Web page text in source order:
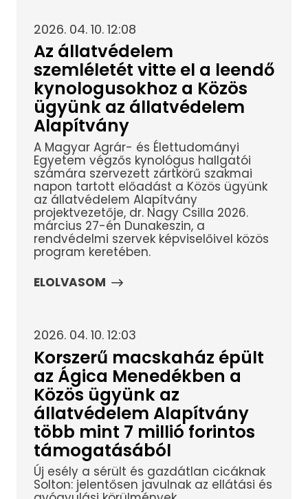
2026. 04. 10. 12:08
Az állatvédelem
szemléletét vitte el a leendő
kynologusokhoz a Közös
ügyünk az állatvédelem
Alapítvány
A Magyar Agrár- és Élettudományi
Egyetem végzős kynológus hallgatói
számára szervezett zártkörű szakmai
napon tartott előadást a Közös ügyünk
az állatvédelem Alapítvány
projektvezetője, dr. Nagy Csilla 2026.
március 27-én Dunakeszin, a
rendvédelmi szervek képviselőivel közös
program keretében.
ELOLVASOM
2026. 04. 10. 12:03
Korszerű macskaház épült
az Ágica Menedékben a
Közös ügyünk az
állatvédelem Alapítvány
több mint 7 millió forintos
támogatásából
Új esély a sérült és gazdátlan cicáknak
Solton: jelentősen javulnak az ellátási és